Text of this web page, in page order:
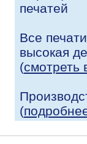
печатей
Все
высокая
(смотреть
(